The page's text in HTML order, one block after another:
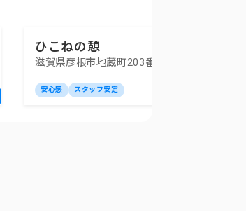
ひこねの憩
滋賀県彦根市地蔵町203番7
安心感 スタッフ安定